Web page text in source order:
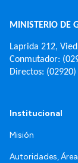
MINISTERIO DE
Laprida 212,
Conmutador:
Directos:
Institucional
Misión
Autoridades,